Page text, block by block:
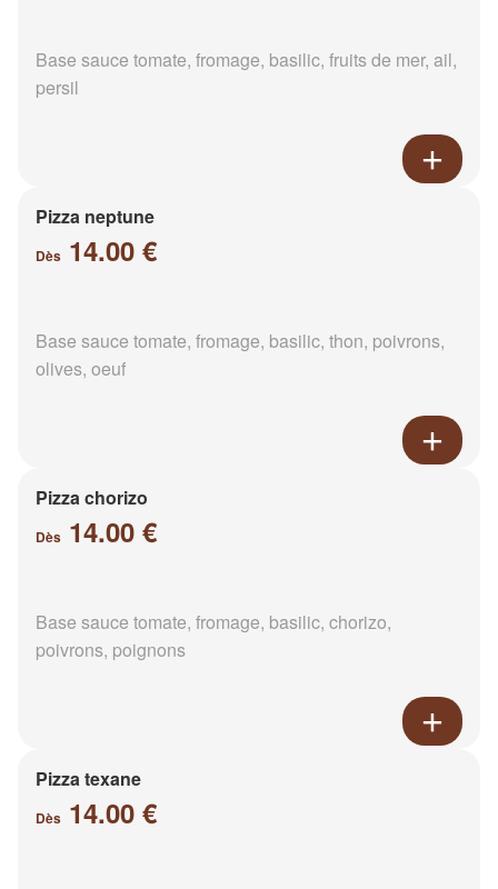
Base sauce tomate, fromage, basilic, fruits de mer, ail,
persil
Pizza neptune
Dès 14.00 €
Base sauce tomate, fromage, basilic, thon, poivrons,
olives, oeuf
Pizza chorizo
Dès 14.00 €
Base sauce tomate, fromage, basilic, chorizo,
poivrons, poignons
Pizza texane
Dès 14.00 €